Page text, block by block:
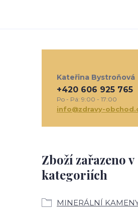
Zboží zařazeno v
kategoriích
MINERÁLNÍ
Kateřina Bystroňová
+420 606 925 765
Po - Pá: 9:00 - 17:00
info@zdravy-